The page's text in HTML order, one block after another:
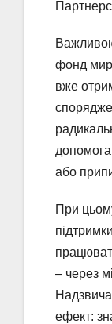
фонд
вже
або
При
– через
ефект: